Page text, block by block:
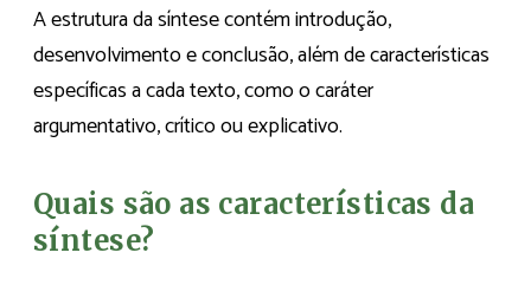
A estrutura da síntese contém introdução,
desenvolvimento e conclusão, além de características
específicas a cada texto, como o caráter
argumentativo, crítico ou explicativo.
Quais são as características da
síntese?